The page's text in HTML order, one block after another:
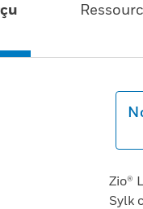
Zio®
Sylk